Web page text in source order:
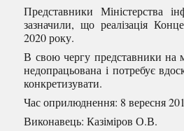
Представники Міністерства
зазначили, що реалізація
2020 року.
В свою чергу представники на
недопрацьована і потребує
конкретизувати.
Час оприлюднення: 8 вересня
Виконавець: Казіміров О.В.